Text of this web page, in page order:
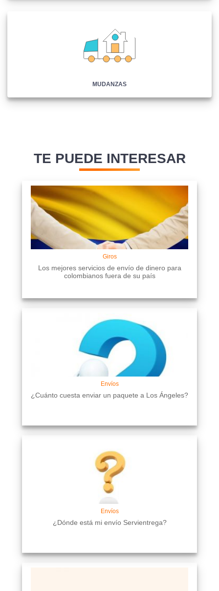
MUDANZAS
TE PUEDE INTERESAR
Giros
Los mejores servicios de envío de dinero para
colombianos fuera de su país
Envíos
¿Cuánto cuesta enviar un paquete a Los Ángeles?
Envíos
¿Dónde está mi envío Servientrega?